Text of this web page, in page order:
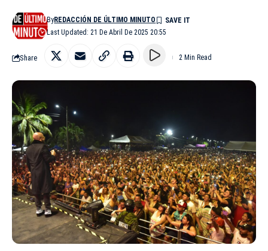
Last Updated: 21 De Abril De 2025 20:55
ByREDACCIÓN DE ÚLTIMO MINUTO
Share 2 Min Read